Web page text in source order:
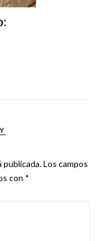
publicada.Los campos
con *